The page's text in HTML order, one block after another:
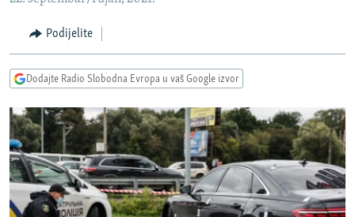
navigaciju
Pređite
na
pretragu
CRNA GORA
VIZUELNO
INFOGRAFIKE
RAT U UKRAJINI
KINA NA BALKANU
RSE PRIČE IZ SVIJETA
ISPRIČAJ MI
DNEVNO@RSE
Podijelite
Dodajte Radio Slobodna Evropa u vaš Google izvor